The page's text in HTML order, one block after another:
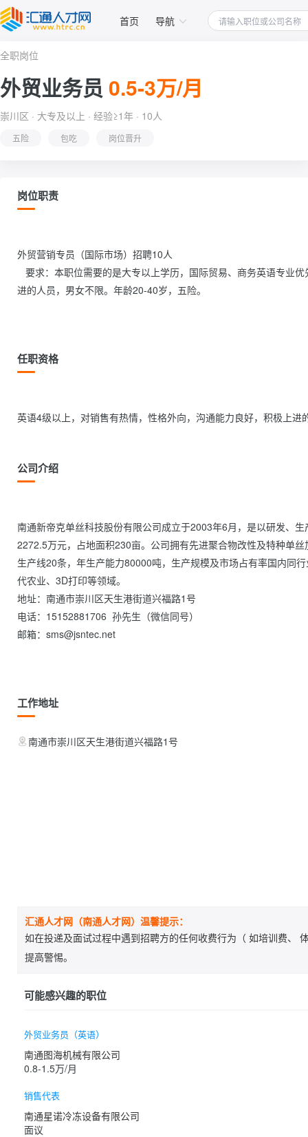
首页 导航
全职岗位
外贸业务员 0.5-3万/月
崇川区 · 大专及以上 · 经验≥1年 · 10人
五险 包吃 岗位晋升
岗位职责
外贸营销专员（国际市场）招聘10人
进的人员，男女不限。年龄20-40岁，五险。
任职资格
英语4级以上，对销售有热情，性格外向，沟通能力良好，
公司介绍
南通新帝克单丝科技股份有限公司成立于2003年6月，是以研发、
2272.5万元，占地面积230亩。公司拥有先进聚合物改性及特种单
生产线20条，年生产能力80000吨，生产规模及市场占有率国内同
代农业、3D打印等领域。
地址：南通市崇川区天生港街道兴福路1号
电话：15152881706  孙先生（微信同号）
邮箱：sms@jsntec.net
工作地址
南通市崇川区天生港街道兴福路1号
汇通人才网（南通人才网）温馨提示：
如在投递及面试过程中遇到招聘方的任何收费行为（ 如培训费、
提高警惕。
可能感兴趣的职位
外贸业务员（英语）
南通图海机械有限公司
0.8-1.5万/月
销售代表
南通星诺冷冻设备有限公司
面议